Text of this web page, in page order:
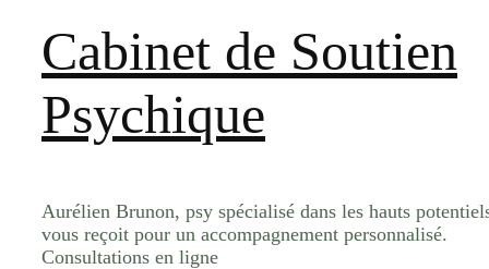
Cabinet de Soutien
Psychique
Aurélien Brunon, psy spécialisé dans les hauts
vous reçoit pour un accompagnement personnalisé.
Consultations en ligne